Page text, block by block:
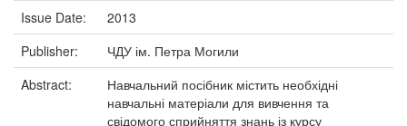
Issue Date:
2013
Publisher:
ЧДУ ім. Петра Могили
Abstract:
Навчальний посібник містить необхідні
навчальні матеріали для вивчення та
свідомого сприйняття знань із курсу